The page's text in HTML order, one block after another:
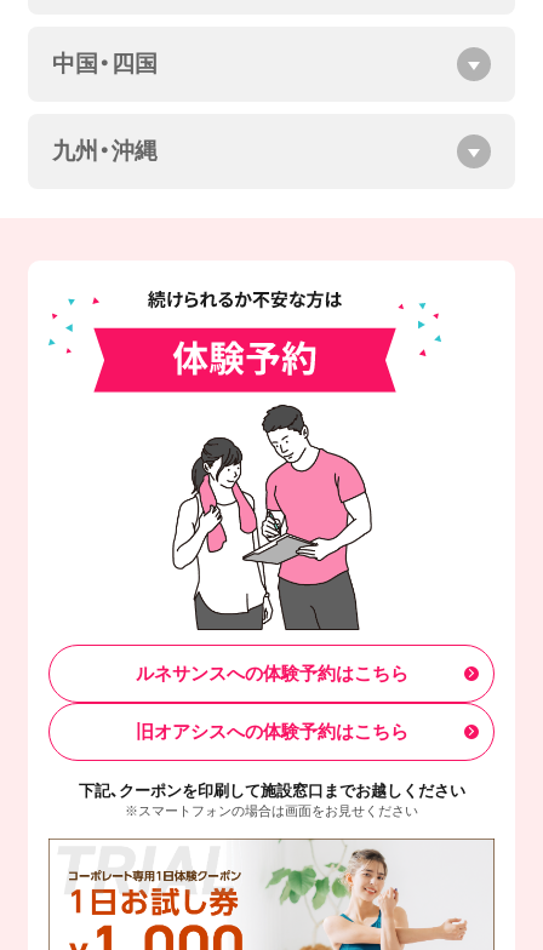
中国・四国
九州・沖縄
ルネサンスへの体験予約はこちら
旧オアシスへの体験予約はこちら
下記、クーポンを印刷して施設窓口までお越しください
※スマートフォンの場合は画面をお見せください